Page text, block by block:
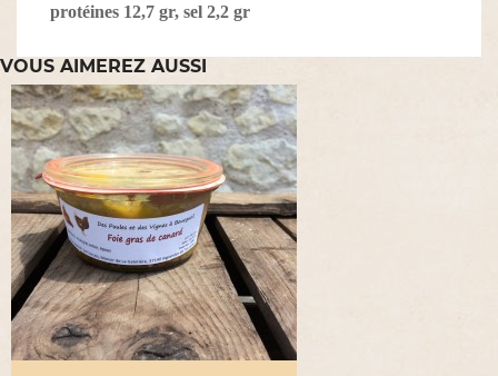
protéines 12,7 gr, sel 2,2 gr
VOUS AIMEREZ AUSSI